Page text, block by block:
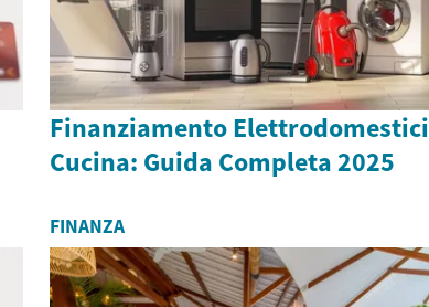
Finanziamento Elettrodomestici
Cucina: Guida Completa 2025
FINANZA